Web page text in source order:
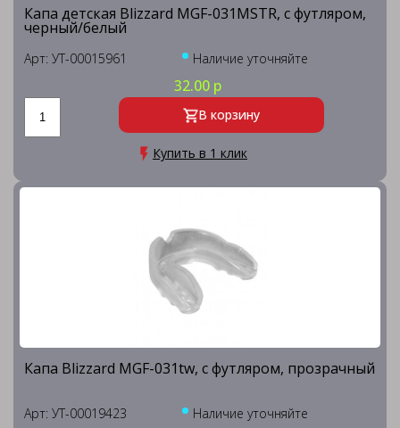
Капа детская Blizzard MGF-031MSTR, с футляром,
черный/белый
Арт: УТ-00015961 Наличие уточняйте
32.00 р
В корзину
Купить в 1 клик
Капа Blizzard MGF-031tw, с футляром, прозрачный
Арт: УТ-00019423 Наличие уточняйте